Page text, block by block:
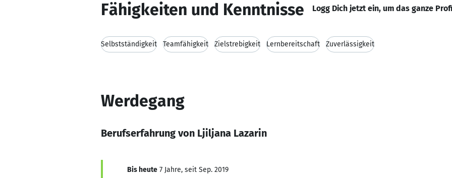
Fähigkeiten und Kenntnisse Logg Dich jetzt ein, um das ganze
Selbstständigkeit Teamfähigkeit Zielstrebigkeit Lernbereitschaft Zuverlässigkeit
Werdegang
Berufserfahrung von Ljiljana Lazarin
Bis heute 7 Jahre, seit Sep. 2019